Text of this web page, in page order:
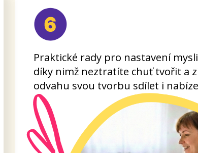
Speciální nabídky a slevy od našich
partnerů pro vaše tvoření i váš kreativní
byznys.